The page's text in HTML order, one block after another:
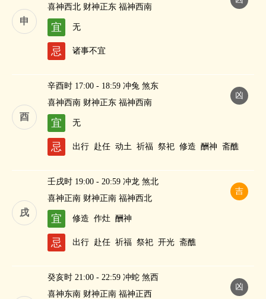
申
喜神西北 财神正东 福神西南
宜 无
忌 诸事不宜
酉
凶
辛酉时 17:00 - 18:59 冲兔 煞东
喜神西南 财神正东 福神西南
宜 无
忌 出行 赴任 动土 祈福 祭祀 修造 酬神 斋醮
戌
吉
壬戌时 19:00 - 20:59 冲龙 煞北
喜神正南 财神正南 福神西北
宜 修造 作灶 酬神
忌 出行 赴任 祈福 祭祀 开光 斋醮
凶
癸亥时 21:00 - 22:59 冲蛇 煞西
喜神东南 财神正南 福神正西